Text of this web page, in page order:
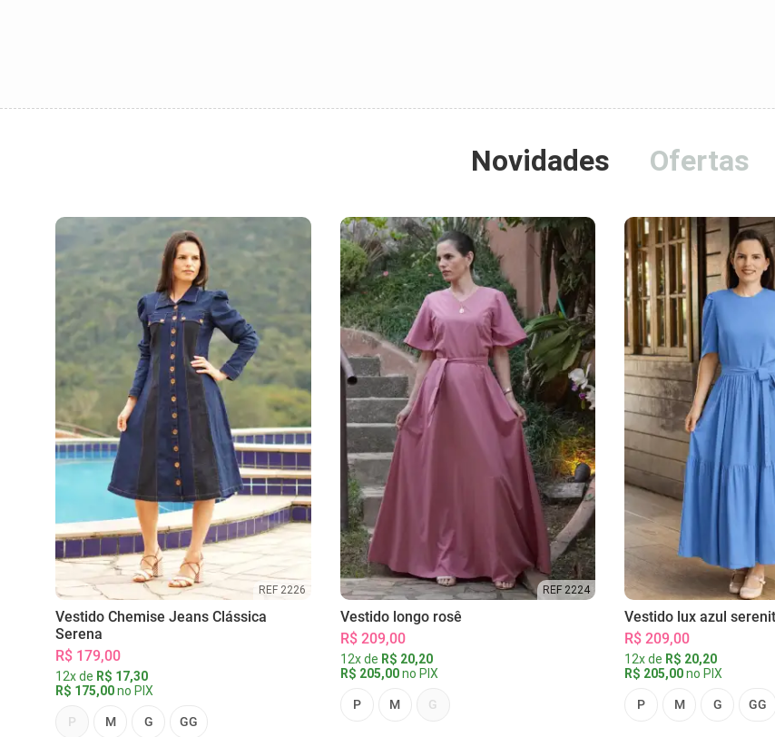
Novidades Ofertas
REF 2226
Vestido Chemise Jeans Clássica
Serena
R$ 179,00
12x de R$ 17,30
R$ 175,00no PIX
P M G GG
REF 2224
Vestido longo rosê
R$ 209,00
12x de R$ 20,20
R$ 205,00no PIX
P M G
Vestido lux azul
R$ 209,00
12x de R$ 20,20
R$ 205,00no PIX
P M G GG